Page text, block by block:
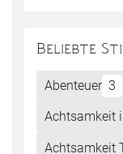
Beliebte
Abenteuer 3
Achtsamkeit
Achtsamkeit